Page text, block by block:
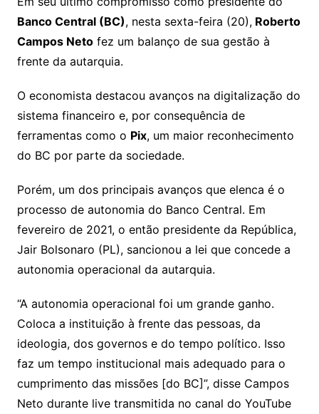
Li
n
k
A
p
p
a
m
dI
n
e
s
o
m
e
s
s
a
g
e
lo
o
k.
c
o
m
y
p
e
h
o
o
ai
l
e
a
d
ai
l
ar
e
Banco Central (BC), nesta sexta-feira (20),Roberto
Campos Netofez um balanço de sua gestão à
frente da autarquia.
O economista destacou avanços na digitalização do
sistema financeiro e, por consequência de
ferramentas como o Pix, um maior reconhecimento
do BC por parte da sociedade.
Porém, um dos principais avanços que elenca é o
processo de autonomia do Banco Central. Em
fevereiro de 2021, o então presidente da República,
Jair Bolsonaro (PL), sancionou a lei que concede a
autonomia operacional da autarquia.
“A autonomia operacional foi um grande ganho.
Coloca a instituição à frente das pessoas, da
ideologia, dos governos e do tempo político. Isso
faz um tempo institucional mais adequado para o
cumprimento das missões [do BC]”, disse Campos
Neto durante live transmitida no canal do YouTube